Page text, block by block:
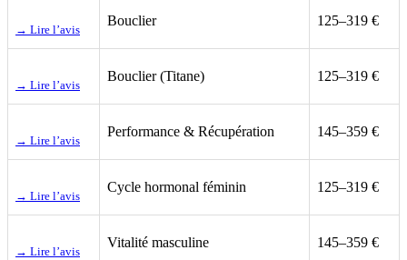
→ Lire l’avis
Bouclier 125–319 €
→ Lire l’avis
Bouclier (Titane) 125–319 €
→ Lire l’avis
Performance & Récupération 145–359 €
→ Lire l’avis
Cycle hormonal féminin 125–319 €
→ Lire l’avis
Vitalité masculine 145–359 €